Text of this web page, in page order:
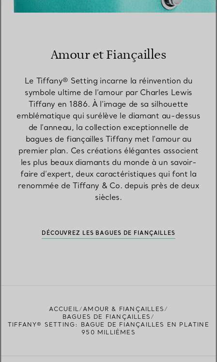
Amour et Fiançailles
Le Tiffany® Setting incarne la réinvention du
symbole ultime de l’amour par Charles Lewis
Tiffany en 1886. À l’image de sa silhouette
emblématique qui surélève le diamant au-dessus
de l’anneau, la collection exceptionnelle de
bagues de fiançailles Tiffany met l’amour au
premier plan. Ces créations élégantes associent
les plus beaux diamants du monde à un savoir-
faire d’expert, deux caractéristiques qui font la
renommée de Tiffany & Co. depuis près de deux
siècles.
DÉCOUVREZ LES BAGUES DE FIANÇAILLES
ACCUEIL
AMOUR & FIANÇAILLES
BAGUES DE FIANÇAILLES
TIFFANY® SETTING: BAGUE DE FIANÇAILLES EN PLATINE
950 MILLIÈMES